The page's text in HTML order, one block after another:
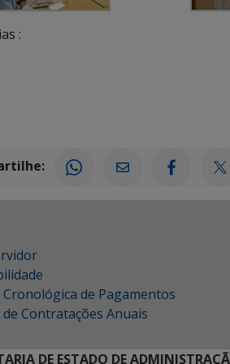
:
de Pagamentos
de Contratações Anuais
DE ESTADO DE